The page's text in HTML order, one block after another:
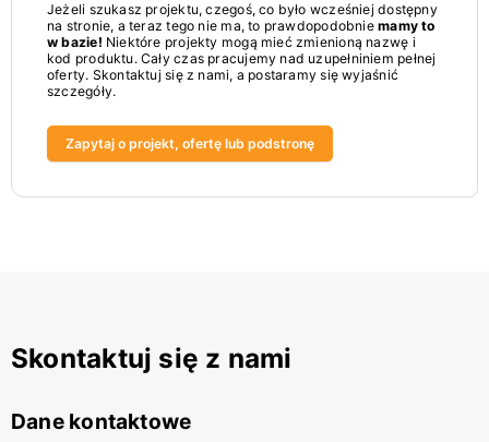
Jeżeli szukasz projektu, czegoś, co było wcześniej dostępny
na stronie, a teraz tego nie ma, to prawdopodobniemamy to
w bazie! Niektóre projekty mogą mieć zmienioną nazwę i
kod produktu. Cały czas pracujemy nad uzupełniniem pełnej
oferty. Skontaktuj się z nami, a postaramy się wyjaśnić
szczegóły.
Zapytaj o projekt, ofertę lub podstronę
Skontaktuj się z nami
Dane kontaktowe